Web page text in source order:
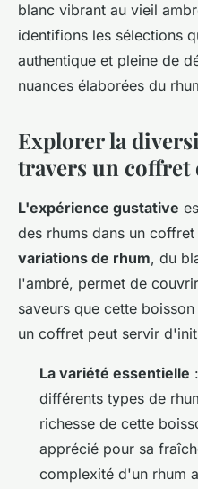
blanc vibrant au vieil
identifions les sélections
authentique et pleine de
nuances élaborées du
Explorer la
travers un coffret
L'expérience gustative
des rhums dans un
variations de rhum, du
l'ambré, permet de
saveurs que cette
un coffret peut servir
La variété essentielle
différents types de
richesse de cette
apprécié pour sa
complexité d'un rhum